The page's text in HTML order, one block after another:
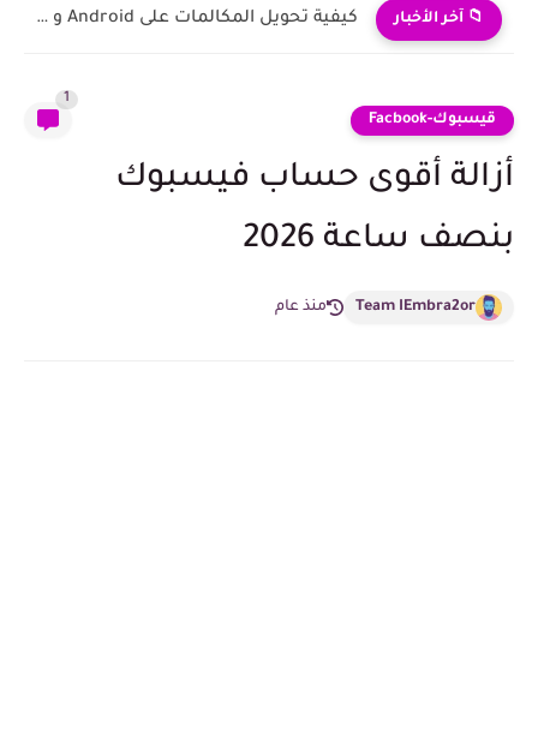
📁 آخر الأخبار كيف اهكر جوال زوجي | كيف اراقب جوال زوجي عن...
قيسبوك-Facbook
1
أزالة أقوى حساب فيسبوك
بنصف ساعة 2026
Team IEmbra2or منذ عام